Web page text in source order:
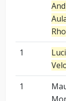
1
1